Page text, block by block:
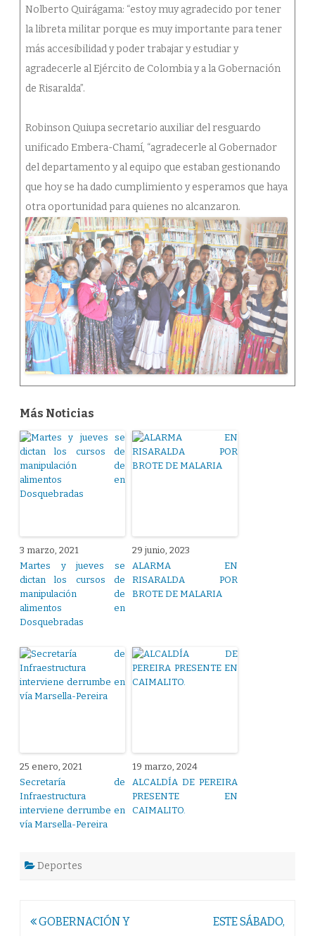
Nolberto Quirágama: “estoy muy agradecido por tener
la libreta militar porque es muy importante para tener
más accesibilidad y poder trabajar y estudiar y
agradecerle al Ejército de Colombia y a la Gobernación
de Risaralda”.
Robinson Quiupa secretario auxiliar del resguardo
unificado Embera-Chamí, “agradecerle al Gobernador
del departamento y al equipo que estaban gestionando
que hoy se ha dado cumplimiento y esperamos que haya
otra oportunidad para quienes no alcanzaron.
Más Noticias
3 marzo, 2021
Martes y jueves se
dictan los cursos de
manipulación de
alimentos en
Dosquebradas
29 junio, 2023
ALARMA EN
RISARALDA POR
BROTE DE MALARIA
25 enero, 2021
Secretaría de
Infraestructura
interviene derrumbe en
vía Marsella-Pereira
19 marzo, 2024
ALCALDÍA DE PEREIRA
PRESENTE EN
CAIMALITO.
Deportes
Navegación
GOBERNACIÓN Y
ESTE SÁBADO,